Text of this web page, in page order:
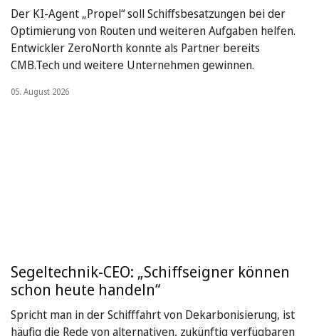
Der KI-Agent „Propel“ soll Schiffsbesatzungen bei der
Optimierung von Routen und weiteren Aufgaben helfen.
Entwickler ZeroNorth konnte als Partner bereits
CMB.Tech und weitere Unternehmen gewinnen.
05. August 2026
Segeltechnik-CEO: „Schiffseigner können
schon heute handeln“
Spricht man in der Schifffahrt von Dekarbonisierung, ist
häufig die Rede von alternativen, zukünftig verfügbaren